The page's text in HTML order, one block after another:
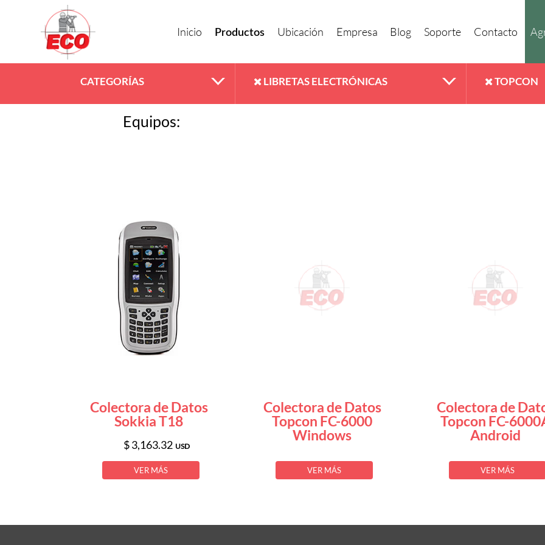
Inicio Productos Ubicación Empresa Blog Soporte Contacto
CATEGORÍAS LIBRETAS ELECTRÓNICAS TOPCON
Equipos:
Colectora de Datos
Sokkia T18
$ 3,163.32 USD
VER MÁS
Colectora de Datos
Topcon FC-6000
Windows
VER MÁS
Colectora de
Topcon FC-
Android
VER MÁS